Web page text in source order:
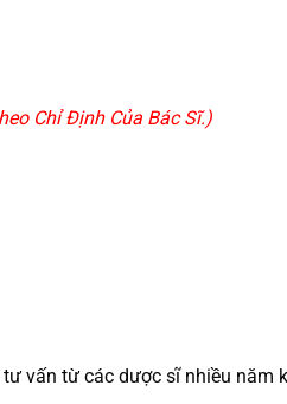
Chỉ Định Của Bác Sĩ.)
vấn từ các dược sĩ nhiều năm